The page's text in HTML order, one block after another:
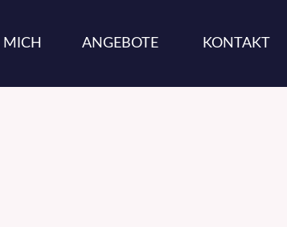
MICH ANGEBOTE KONTAKT